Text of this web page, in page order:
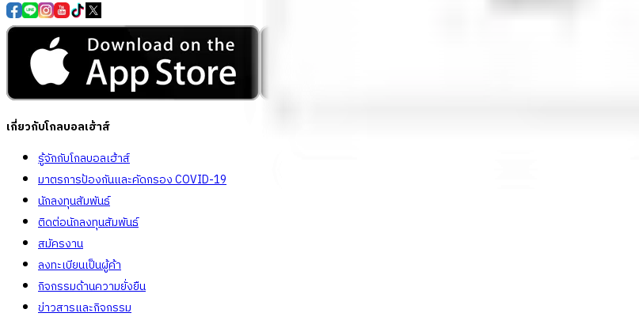
เกี่ยวกับโกลบอลเฮ้าส์
รู้จักกับโกลบอลเฮ้าส์
มาตรการป้องกันและคัดกรอง COVID-19
นักลงทุนสัมพันธ์
ติดต่อนักลงทุนสัมพันธ์
สมัครงาน
ลงทะเบียนเป็นผู้ค้า
กิจกรรมด้านความยั่งยืน
ข่าวสารและกิจกรรม